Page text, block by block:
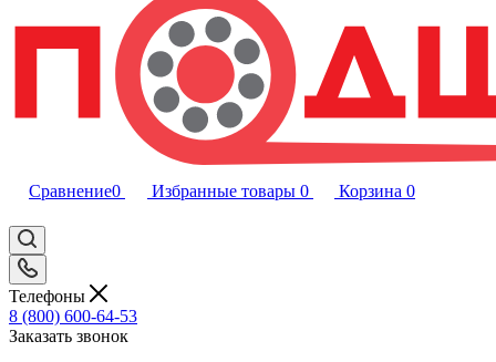
Сравнение0 Избранные товары 0 Корзина 0
Телефоны
8 (800) 600-64-53
Заказать звонок